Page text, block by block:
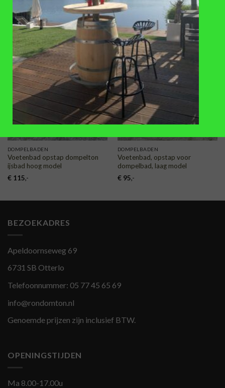
(diameter 80mm)
68,-
TOEVOEGEN
AAN
VERLANGLIJST
DOMPELBADEN
Voetenbad opstap dompelton
ijsbad hoog model
€115,-
TOEVOEGEN
AAN
VERLANGLIJST
DOMPELBADEN
Voetenbad, opstap voor
dompelbad, laag model
€95,-
BEZOEKADRES
Apeldoornseweg 69
6731 SB Otterlo
Telefoonnummer: 05 77 45 65 69
info@rondomton.nl
Genoemde prijzen zijn inclusief BTW.
OPENINGSTIJDEN
Ma 8.00-17.00u